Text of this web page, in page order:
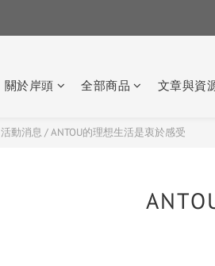
關於岸頭 全部商品 文章與資
活動消息 /ANTOU的理想生活是衷於感受